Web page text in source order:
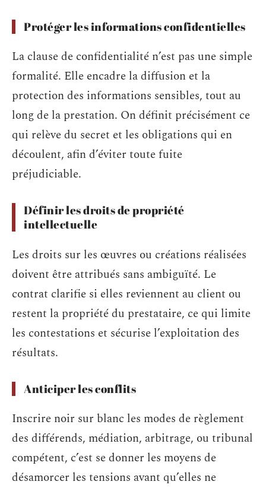
Protéger les informations confidentielles
La clause de confidentialité n’est pas une simple
formalité. Elle encadre la diffusion et la
protection des informations sensibles, tout au
long de la prestation. On définit précisément ce
qui relève du secret et les obligations qui en
découlent, afin d’éviter toute fuite
préjudiciable.
Définir les droits de propriété
intellectuelle
Les droits sur les œuvres ou créations réalisées
doivent être attribués sans ambiguïté. Le
contrat clarifie si elles reviennent au client ou
restent la propriété du prestataire, ce qui limite
les contestations et sécurise l’exploitation des
résultats.
Anticiper les conflits
Inscrire noir sur blanc les modes de règlement
des différends, médiation, arbitrage, ou tribunal
compétent, c’est se donner les moyens de
désamorcer les tensions avant qu’elles ne